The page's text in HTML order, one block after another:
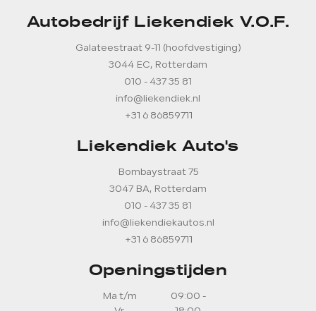
Autobedrijf Liekendiek V.O.F.
Galateestraat 9-11 (hoofdvestiging)
3044 EC, Rotterdam
010 - 437 35 81
info@liekendiek.nl
+31 6 86859711
Liekendiek Auto's
Bombaystraat 75
3047 BA, Rotterdam
010 - 437 35 81
info@liekendiekautos.nl
+31 6 86859711
Openingstijden
Ma t/m
09:00 -